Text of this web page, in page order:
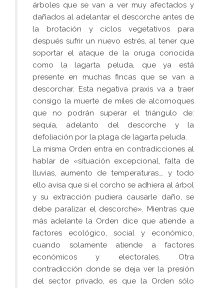
árboles que se van a ver muy afectados y
dañados al adelantar el descorche antes de
la brotación y ciclos vegetativos para
después sufrir un nuevo estrés, al tener que
soportar el ataque de la oruga conocida
como la lagarta peluda, que ya está
presente en muchas fincas que se van a
descorchar. Esta negativa praxis va a traer
consigo la muerte de miles de alcornoques
que no podrán superar el triángulo de:
sequía, adelanto del descorche y la
defoliación por la plaga de lagarta peluda.
La misma Orden entra en contradicciones al
hablar de «situación excepcional, falta de
lluvias, aumento de temperaturas…. y todo
ello avisa que si el corcho se adhiera al árbol
y su extracción pudiera causarle daño, se
debe paralizar el descorche». Mientras que
más adelante la Orden dice que atiende a
factores ecológico, social y económico,
cuando solamente atiende a factores
económicos y electorales. Otra
contradicción donde se deja ver la presión
del sector privado, es que la Orden sólo